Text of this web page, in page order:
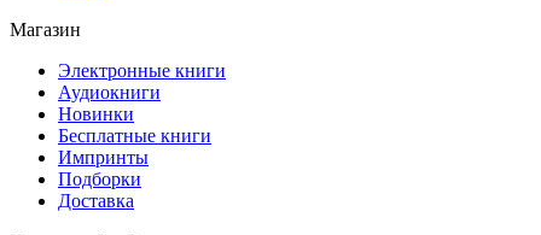
Магазин
Электронные книги
Аудиокниги
Новинки
Бесплатные книги
Импринты
Подборки
Доставка